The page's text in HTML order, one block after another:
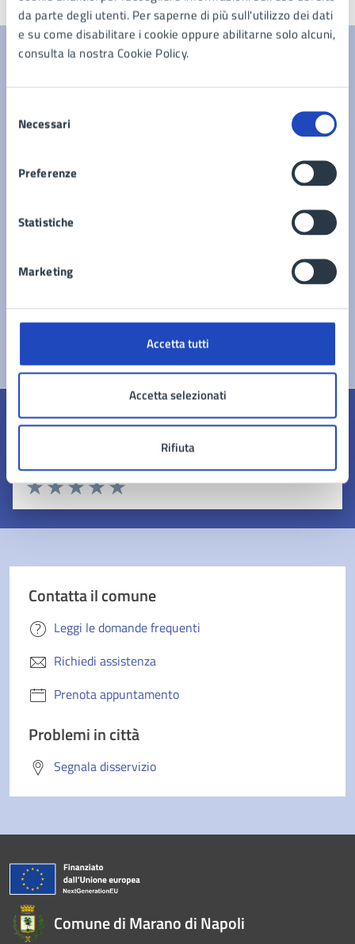
da parte degli utenti. Per saperne di più sull'utilizzo dei dati
e su come disabilitare i cookie oppure abilitarne solo alcuni,
consulta la nostra Cookie Policy.
delNecessari
Preferenze
Statistiche
Marketing
Accetta tutti
Accetta selezionati
Rifiuta
Elenco Beni Confiscati
Quanto sono chiare le informazioni su questa
Valuta 5 stelle su 5
Valuta 4 stelle su 5
Valuta 3 stelle su 5
Valuta 2 stelle su 5
Valuta 1 stelle su 5
Contatta il comune
Leggi le domande frequenti
Richiedi assistenza
Prenota appuntamento
Problemi in città
Segnala disservizio
Comune di Marano di Napoli